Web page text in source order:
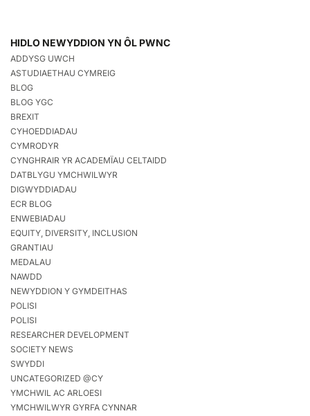
HIDLO NEWYDDION YN ÔL PWNC
ADDYSG UWCH
ASTUDIAETHAU CYMREIG
BLOG
BLOG YGC
BREXIT
CYHOEDDIADAU
CYMRODYR
CYNGHRAIR YR ACADEMÏAU CELTAIDD
DATBLYGU YMCHWILWYR
DIGWYDDIADAU
ECR BLOG
ENWEBIADAU
EQUITY, DIVERSITY, INCLUSION
GRANTIAU
MEDALAU
NAWDD
NEWYDDION Y GYMDEITHAS
POLISI
POLISI
RESEARCHER DEVELOPMENT
SOCIETY NEWS
SWYDDI
UNCATEGORIZED @CY
YMCHWIL AC ARLOESI
YMCHWILWYR GYRFA CYNNAR